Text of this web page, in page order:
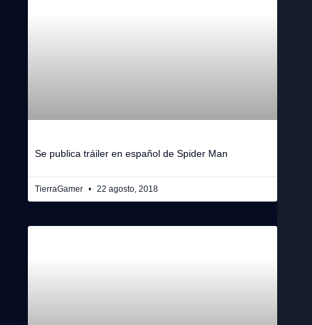
Se publica tráiler en español de Spider Man
TierraGamer 22 agosto, 2018